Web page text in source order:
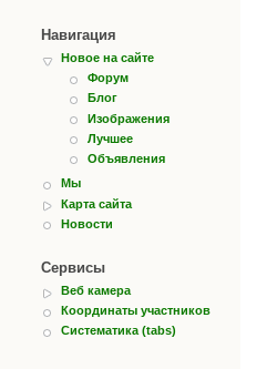
Навигация
Новое на сайте
Форум
Блог
Изображения
Лучшее
Объявления
Мы
Карта сайта
Новости
Сервисы
Веб камера
Координаты участников
Систематика (tabs)